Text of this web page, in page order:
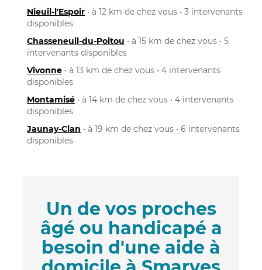
Nieuil-l'Espoir • à 12 km de chez vous • 3 intervenants
disponibles
Chasseneuil-du-Poitou • à 15 km de chez vous • 5
intervenants disponibles
Vivonne • à 13 km de chez vous • 4 intervenants
disponibles
Montamisé • à 14 km de chez vous • 4 intervenants
disponibles
Jaunay-Clan • à 19 km de chez vous • 6 intervenants
disponibles
Un de vos proches
âgé ou handicapé a
besoin d'une aide à